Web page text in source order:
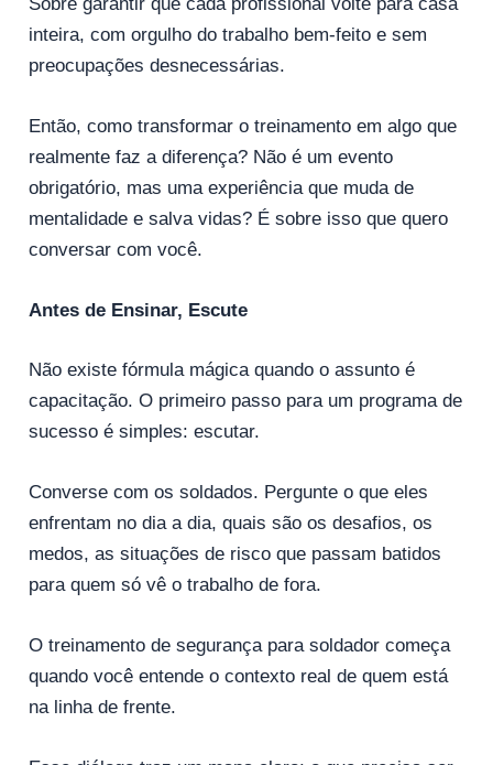
inteira, com orgulho do trabalho bem-feito e sem
preocupações desnecessárias.
Então, como transformar o treinamento em algo que
realmente faz a diferença? Não é um evento
obrigatório, mas uma experiência que muda de
mentalidade e salva vidas? É sobre isso que quero
conversar com você.
Antes de Ensinar, Escute
Não existe fórmula mágica quando o assunto é
capacitação. O primeiro passo para um programa de
sucesso é simples: escutar.
Converse com os soldados. Pergunte o que eles
enfrentam no dia a dia, quais são os desafios, os
medos, as situações de risco que passam batidos
para quem só vê o trabalho de fora.
O treinamento de segurança para soldador começa
quando você entende o contexto real de quem está
na linha de frente.